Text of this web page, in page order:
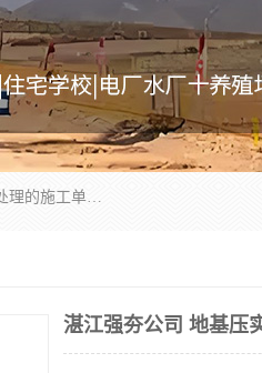
湖南业峻强夯基础工程有限公司是一家专业从事湖南强夯基础工程、强夯机租赁，地基处理的施工单位。业务覆盖：湖南、广东，江西等地。可承接1000KN.m-25000KN.m强夯（置换）工程。公司创始人是国内较早期从事强夯施工的建设者，经过多年的一步一个脚印的发展，在行业内具有较高的度和良好的口碑。
湛江强夯公司 地基压